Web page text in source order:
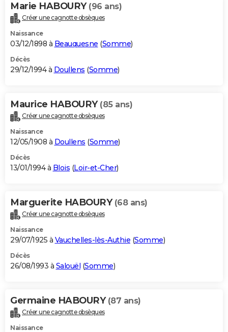
Marie HABOURY (96 ans)
Créer une cagnotte obsèques
Naissance
03/12/1898 à Beauquesne (Somme)
Décès
29/12/1994 à Doullens (Somme)
Maurice HABOURY (85 ans)
Créer une cagnotte obsèques
Naissance
12/05/1908 à Doullens (Somme)
Décès
13/01/1994 à Blois (Loir-et-Cher)
Marguerite HABOURY (68 ans)
Créer une cagnotte obsèques
Naissance
29/07/1925 à Vauchelles-lès-Authie (Somme)
Décès
26/08/1993 à Salouël (Somme)
Germaine HABOURY (87 ans)
Créer une cagnotte obsèques
Naissance